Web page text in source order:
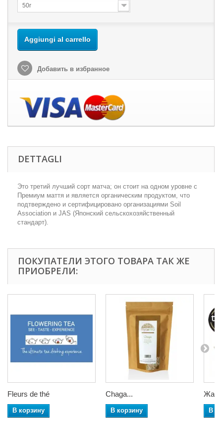
50r
Aggiungi al carrello
Добавить в избранное
DETTAGLI
Это третий лучший сорт матча; он стоит на одном уровне с
Премиум маття и является органическим продуктом, что
подтверждено и сертифицировано организациями Soil
Association и JAS (Японский сельскохозяйственный
стандарт).
ПОКУПАТЕЛИ ЭТОГО ТОВАРА ТАК ЖЕ
ПРИОБРЕЛИ:
Fleurs de thé
В корзину
Chaga...
В корзину В